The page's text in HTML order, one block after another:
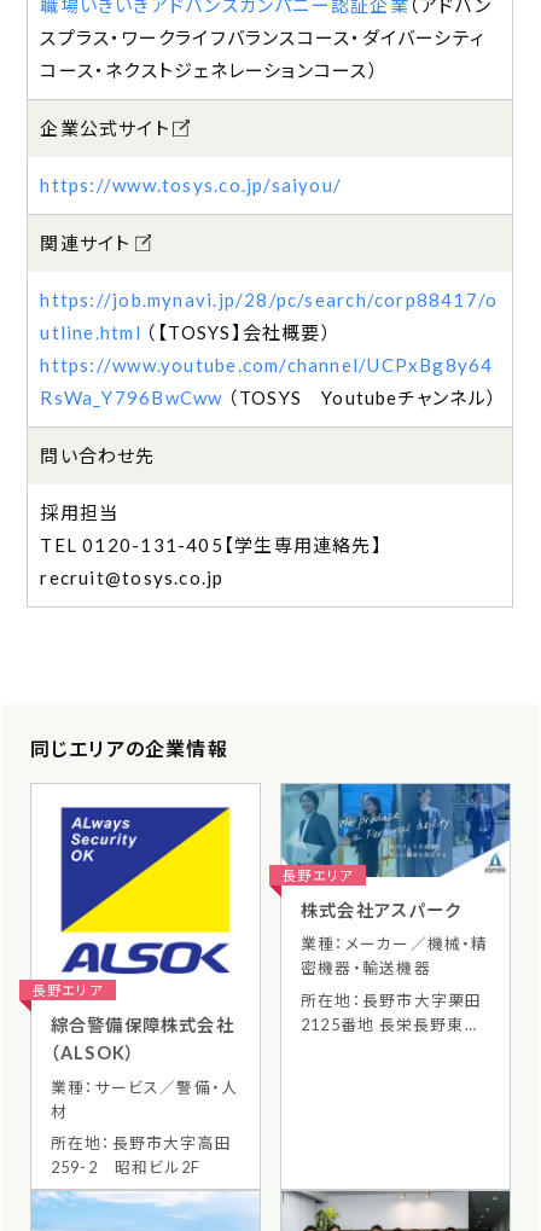
職場いきいきアドバンスカンパニー認証企業 （ アドバン
スプラス
ワークライフバランスコース
ダイバーシティ
コース
ネクストジェネレーションコース）
企業公式サイト
https://www.tosys.co.jp/saiyou/
関連サイト
https://job.mynavi.jp/28/pc/search/corp88417/o
utline.html （【TOSYS】会社概要）
https://www.youtube.com/channel/UCPxBg8y64
RsWa_Y796BwCww （TOSYS Youtubeチャンネル）
問い合わせ先
採用担当
0120-131-405【学生専用連絡先】
recruit@tosys.co.jp
同じエリアの企業情報
長野エリア
綜合警備保障株式会社
（ALSOK）
業種：サービス／警備・人
材
所在地：長野市大字高田
259-2 昭和ビル2F
長野エリア
株式会社アスパーク
業種：メーカー／機械・精
密機器・輸送機器
所在地：長野市大字栗田
2125番地 長栄長野東口